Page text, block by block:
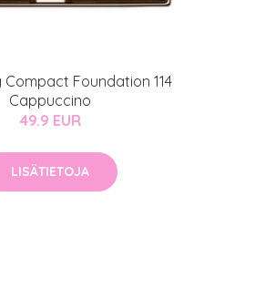
Compact Foundation 114
Cappuccino
49.9 EUR
LISÄTIETOJA